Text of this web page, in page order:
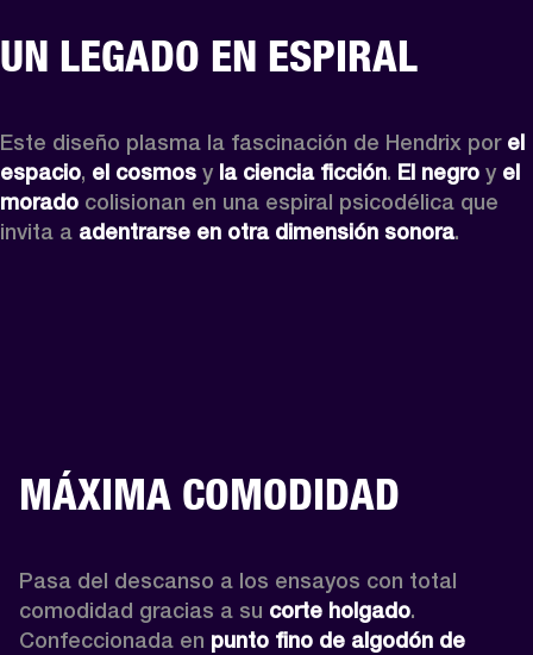
UN LEGADO EN ESPIRAL
Este diseño plasma la fascinación de Hendrix por el
espacio, el cosmos y la ciencia ficción. El negro y el
morado colisionan en una espiral psicodélica que
invita a adentrarse en otra dimensión sonora.
MÁXIMA COMODIDAD
Pasa del descanso a los ensayos con total
comodidad gracias a su corte holgado.
Confeccionada en punto fino de algodón de